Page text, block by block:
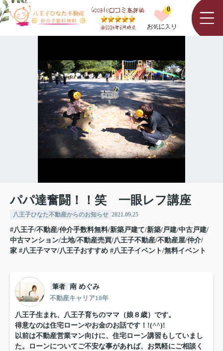
0
パパ達奮闘！！笑 一眼レフ講座
八王子ひなた不動産からのお知らせ 2021.09.25
#八王子/不動産/仲介手数料無料/新築戸建て/新築/戸建/中古戸建/
中古マンション/土地/不動産売買/八王子不動産/不動産屋/仲介/
家 #八王子ママ/八王子おすすめ #八王子イベント/無料イベント
筆者 南 めぐみ
不動産キャリア10年
八王子生まれ、八王子育ちのママ（娘８歳）です。
得意なのは住宅ローンやお金のお話です！!(^^)!
以前は不動産営業マン向けに、住宅ローン講習もしていまし
た。ローンについてご不安な事があれば、お気軽にご相談く